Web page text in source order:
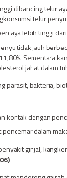
dibanding telur
telur
lebih tinggi
tidak jauh
Sementara
jahat dalam
parasit, bakteria,
kontak dengan
dalam
ginjal,